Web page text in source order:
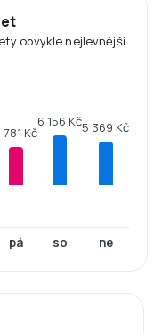
obvykle nejlevnější.
781 Kč
pá
6 156 Kč
so
5 369 Kč
ne